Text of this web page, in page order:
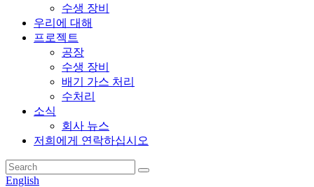
수생 장비
우리에 대해
프로젝트
공장
수생 장비
배기 가스 처리
수처리
소식
회사 뉴스
저희에게 연락하십시오
English